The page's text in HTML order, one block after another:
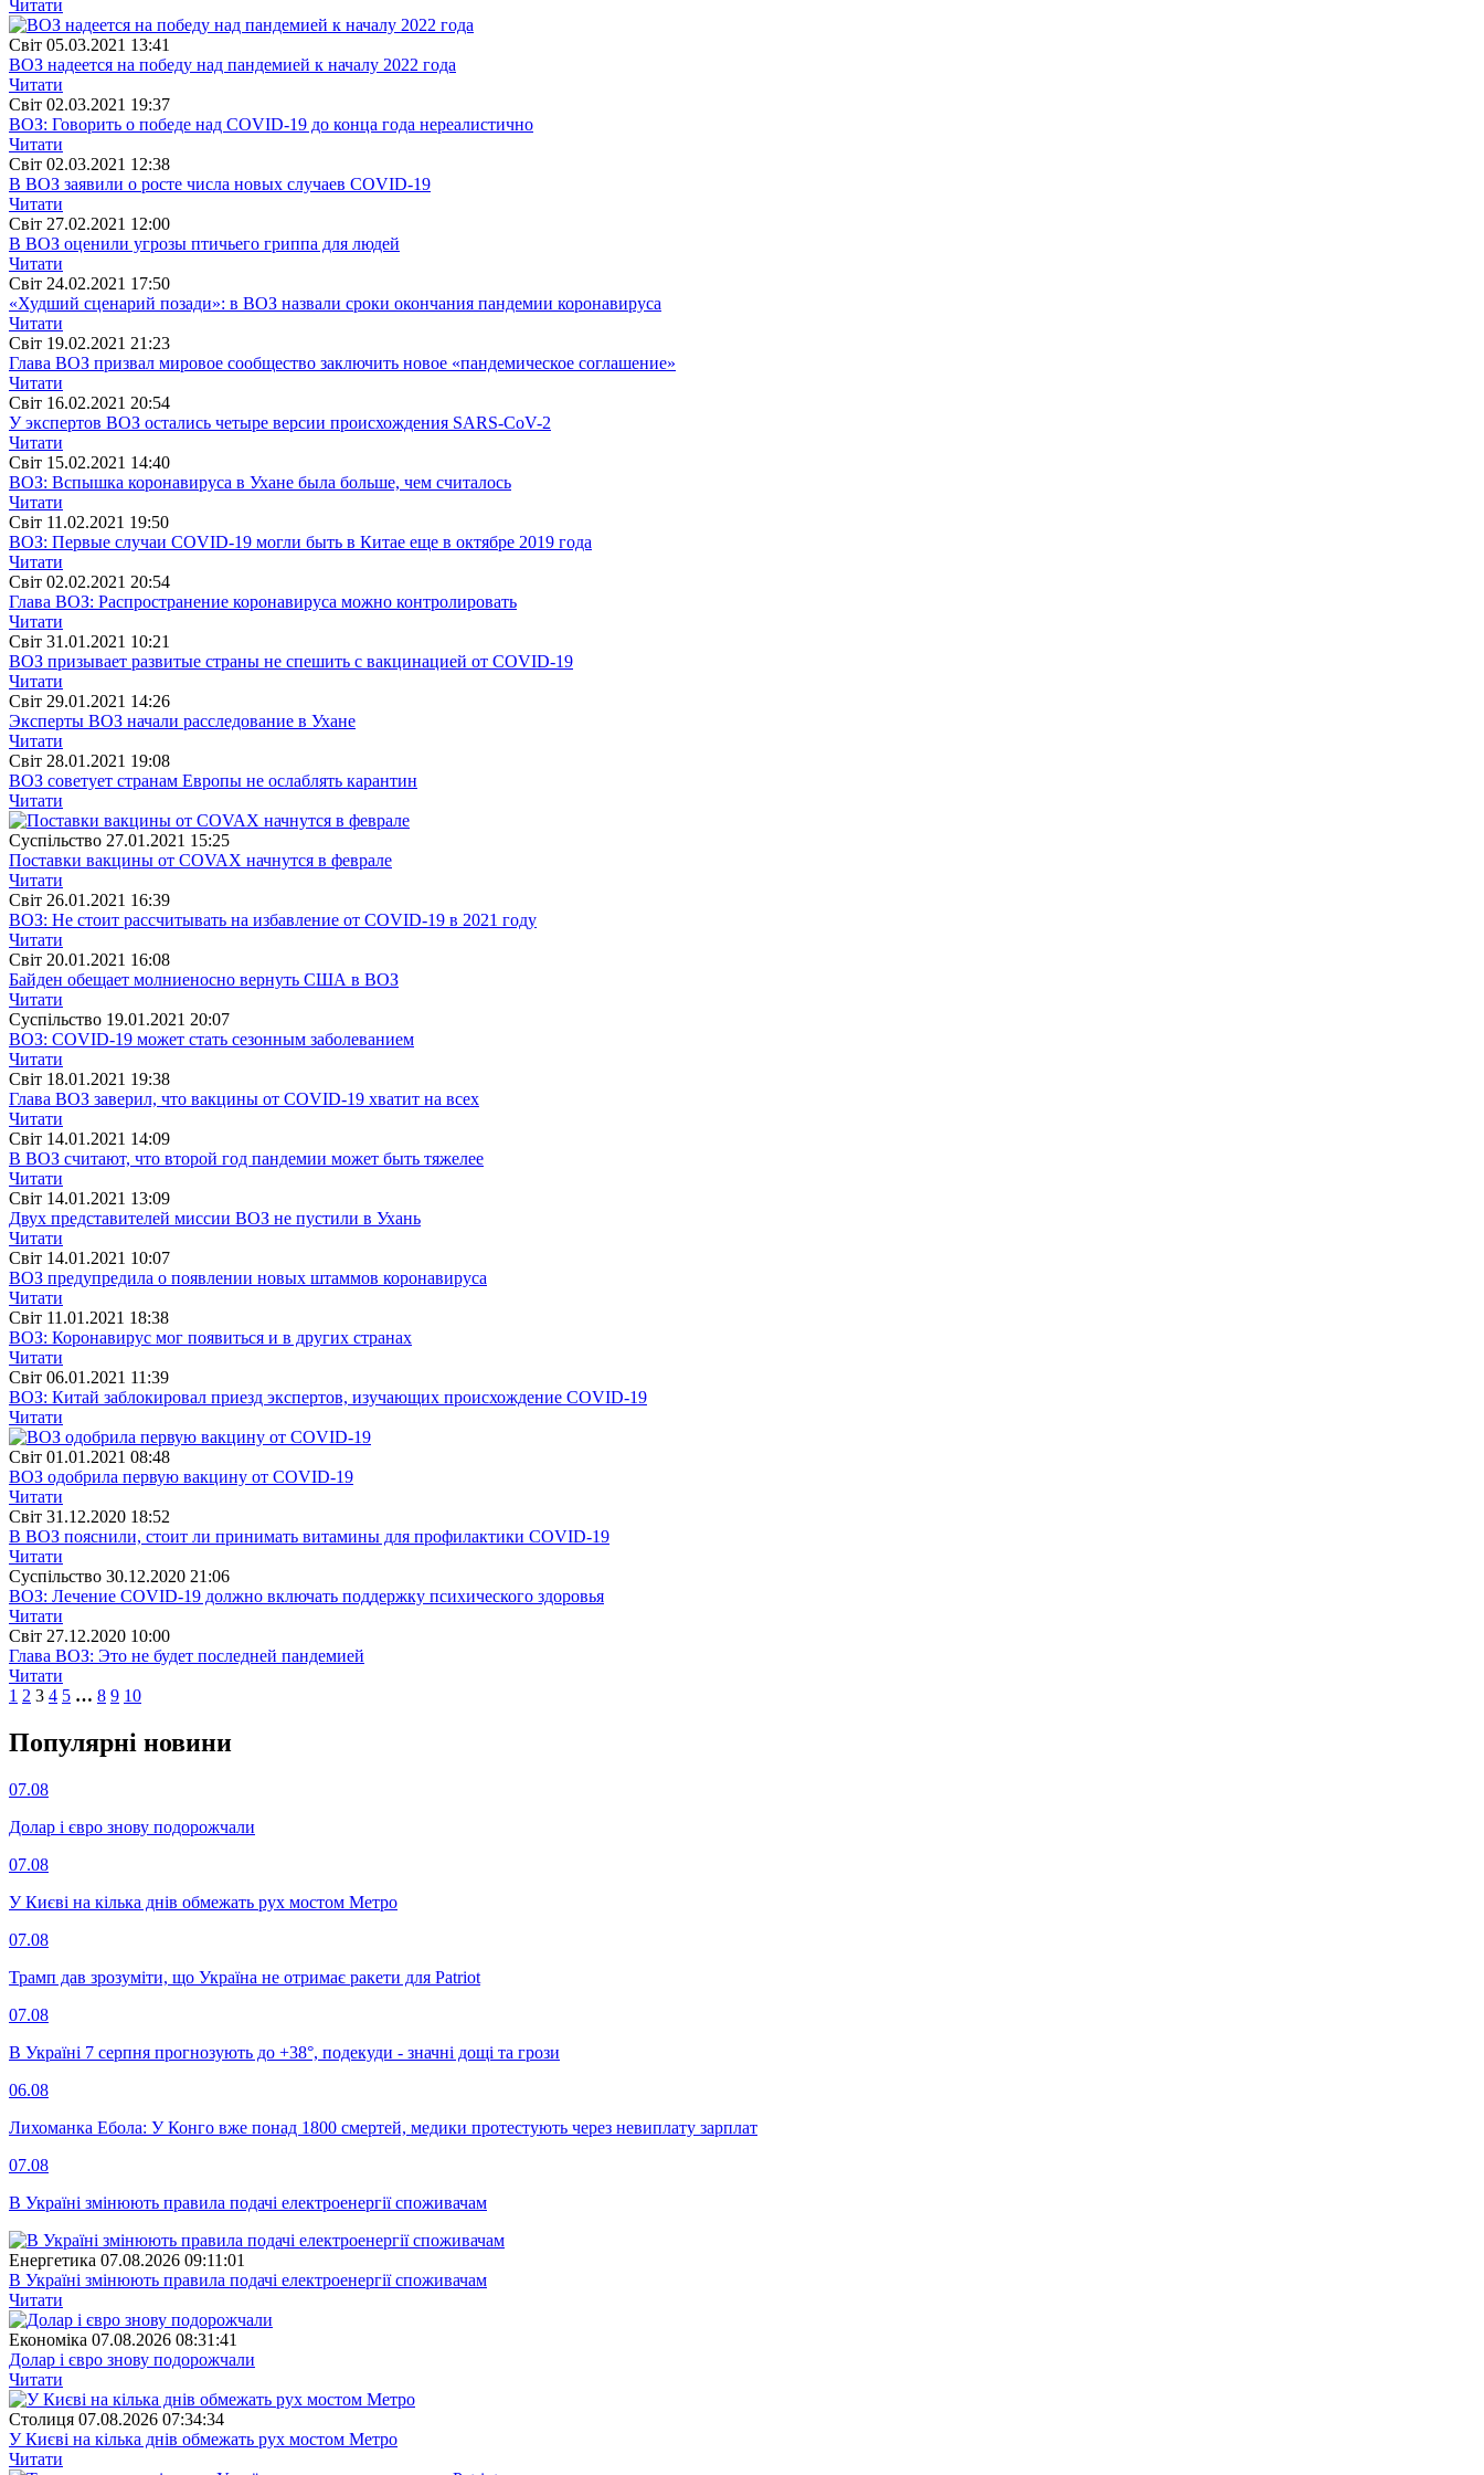
Читати
Свiт 05.03.2021 13:41
ВОЗ надеется на победу над пандемией к началу 2022 года
Читати
Свiт 02.03.2021 19:37
ВОЗ: Говорить о победе над COVID-19 до конца года нереалистично
Читати
Свiт 02.03.2021 12:38
В ВОЗ заявили о росте числа новых случаев COVID-19
Читати
Свiт 27.02.2021 12:00
В ВОЗ оценили угрозы птичьего гриппа для людей
Читати
Свiт 24.02.2021 17:50
«Худший сценарий позади»: в ВОЗ назвали сроки окончания пандемии коронавируса
Читати
Свiт 19.02.2021 21:23
Глава ВОЗ призвал мировое сообщество заключить новое «пандемическое соглашение»
Читати
Свiт 16.02.2021 20:54
У экспертов ВОЗ остались четыре версии происхождения SARS-CoV-2
Читати
Свiт 15.02.2021 14:40
ВОЗ: Вспышка коронавируса в Ухане была больше, чем считалось
Читати
Свiт 11.02.2021 19:50
ВОЗ: Первые случаи COVID-19 могли быть в Китае еще в октябре 2019 года
Читати
Свiт 02.02.2021 20:54
Глава ВОЗ: Распространение коронавируса можно контролировать
Читати
Свiт 31.01.2021 10:21
ВОЗ призывает развитые страны не спешить с вакцинацией от COVID-19
Читати
Свiт 29.01.2021 14:26
Эксперты ВОЗ начали расследование в Ухане
Читати
Свiт 28.01.2021 19:08
ВОЗ советует странам Европы не ослаблять карантин
Читати
Суспiльство 27.01.2021 15:25
Поставки вакцины от COVAX начнутся в феврале
Читати
Свiт 26.01.2021 16:39
ВОЗ: Не стоит рассчитывать на избавление от COVID-19 в 2021 году
Читати
Свiт 20.01.2021 16:08
Байден обещает молниеносно вернуть США в ВОЗ
Читати
Суспiльство 19.01.2021 20:07
ВОЗ: COVID-19 может стать сезонным заболеванием
Читати
Свiт 18.01.2021 19:38
Глава ВОЗ заверил, что вакцины от COVID-19 хватит на всех
Читати
Свiт 14.01.2021 14:09
В ВОЗ считают, что второй год пандемии может быть тяжелее
Читати
Свiт 14.01.2021 13:09
Двух представителей миссии ВОЗ не пустили в Ухань
Читати
Свiт 14.01.2021 10:07
ВОЗ предупредила о появлении новых штаммов коронавируса
Читати
Свiт 11.01.2021 18:38
ВОЗ: Коронавирус мог появиться и в других странах
Читати
Свiт 06.01.2021 11:39
ВОЗ: Китай заблокировал приезд экспертов, изучающих происхождение COVID-19
Читати
Свiт 01.01.2021 08:48
ВОЗ одобрила первую вакцину от COVID-19
Читати
Свiт 31.12.2020 18:52
В ВОЗ пояснили, стоит ли принимать витамины для профилактики COVID-19
Читати
Суспiльство 30.12.2020 21:06
ВОЗ: Лечение COVID-19 должно включать поддержку психического здоровья
Читати
Свiт 27.12.2020 10:00
Глава ВОЗ: Это не будет последней пандемией
Читати
1 2 3 4 5 … 8 9 10
Популярнi новини
07.08
Долар і євро знову подорожчали
07.08
У Києві на кілька днів обмежать рух мостом Метро
07.08
Трамп дав зрозуміти, що Україна не отримає ракети для Patriot
07.08
В Україні 7 серпня прогнозують до +38°, подекуди - значні дощі та грози
06.08
Лихоманка Ебола: У Конго вже понад 1800 смертей, медики протестують через невиплату зарплат
07.08
В Україні змінюють правила подачі електроенергії споживачам
Енергетика 07.08.2026 09:11:01
В Україні змінюють правила подачі електроенергії споживачам
Читати
Економіка 07.08.2026 08:31:41
Долар і євро знову подорожчали
Читати
Столиця 07.08.2026 07:34:34
У Києві на кілька днів обмежать рух мостом Метро
Читати